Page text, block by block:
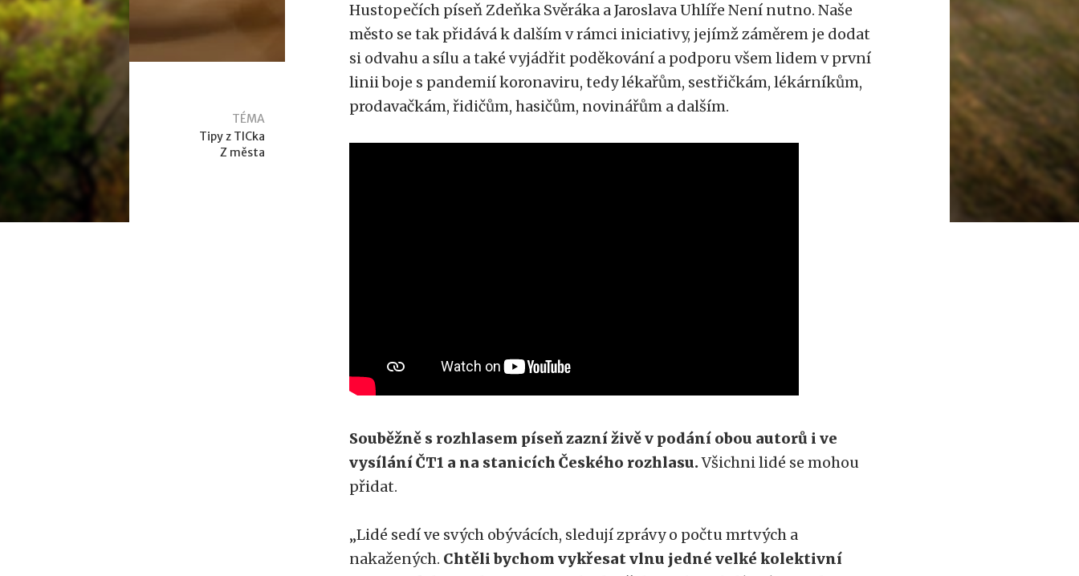
TÉMA
Tipy z TICka
Z města
Hustopečích píseň Zdeňka Svěráka a Jaroslava Uhlíře Není nutno. Naše
město se tak přidává k dalším v rámci iniciativy, jejímž záměrem je dodat
si odvahu a sílu a také vyjádřit poděkování a podporu všem lidem v první
linii boje s pandemií koronaviru, tedy lékařům, sestřičkám, lékárníkům,
prodavačkám, řidičům, hasičům, novinářům a dalším.
Souběžně s rozhlasem píseň zazní živě v podání obou autorů i ve
vysílání ČT1 a na stanicích Českého rozhlasu.Všichni lidé se mohou
přidat.
„Lidé sedí ve svých obývácích, sledují zprávy o počtu mrtvých a
nakažených. Chtěli bychom vykřesat vlnu jedné velké kolektivní